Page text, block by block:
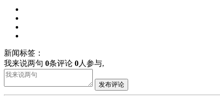
新闻标签：
我来说两句 0条评论 0人参与,
发布评论